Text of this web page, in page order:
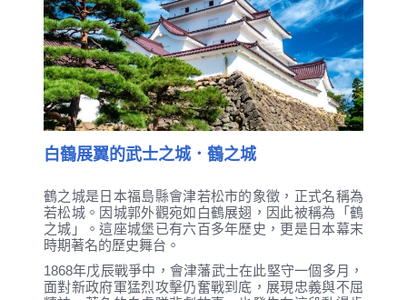
白鶴展翼的武士之城．鶴之城
鶴之城是日本福島縣會津若松市的象徵，正式名稱為
若松城。因城郭外觀宛如白鶴展翅，因此被稱為「鶴
之城」。這座城堡已有六百多年歷史，更是日本幕末
時期著名的歷史舞台。
1868年戊辰戰爭中，會津藩武士在此堅守一個多月，
面對新政府軍猛烈攻擊仍奮戰到底，展現忠義與不屈